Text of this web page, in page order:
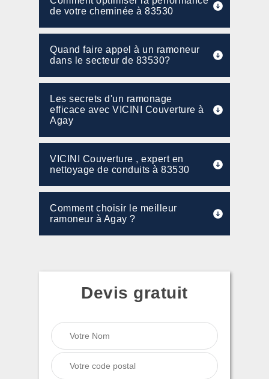
de votre cheminée à 83530
Quand faire appel à un ramoneur
dans le secteur de 83530?
Les secrets d'un ramonage
efficace avec VICINI Couverture à
Agay
VICINI Couverture , expert en
nettoyage de conduits à 83530
Comment choisir le meilleur
ramoneur à Agay ?
Devis gratuit